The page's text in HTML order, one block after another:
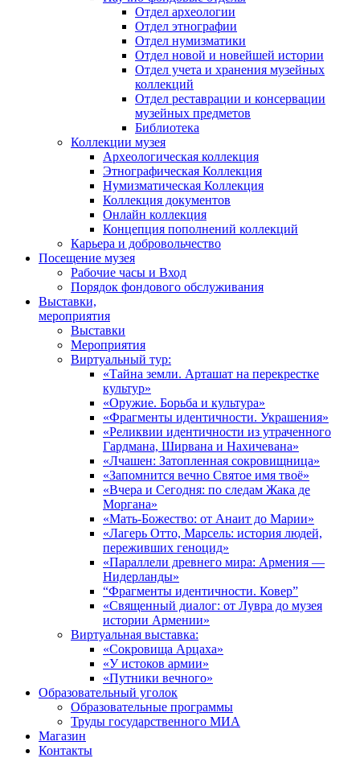
Отдел археологии
Отдел этнографии
Отдел нумизматики
Отдел новой и новейшей истории
Отдел учета и хранения музейных
коллекций
Отдел реставрации и консервации
музейных предметов
Библиотека
Коллекции музея
Археологическая коллекция
Этнографическая Коллекция
Нумизматическая Коллекция
Коллекция документов
Онлайн коллекция
Концепция пополнений коллекций
Карьера и добровольчество
Посещение музея
Рабочие часы и Вход
Порядок фондового обслуживания
Выставки,
мероприятия
Выставки
Мероприятия
Виртуальный тур:
«Тайна земли. Арташат на перекрестке
культур»
«Оружие. Борьба и культура»
«Фрагменты идентичности. Украшения»
«Реликвии идентичности из утраченного
Гардмана, Ширвана и Нахичевана»
«Лчашен: Затопленная сокровищница»
«Запомнится вечно Святое имя твоё»
«Вчера и Сегодня: по следам Жака де
Моргана»
«Мать-Божество: от Анаит до Марии»
«Лагерь Отто, Марсель: история людей,
переживших геноцид»
«Параллели древнего мира: Армения —
Нидерланды»
“Фрагменты идентичности. Ковер”
«Священный диалог: от Лувра до музея
истории Армении»
Виртуальная выставка:
«Сокровища Арцаха»
«У истоков армии»
«Путники вечного»
Образовательный уголок
Образовательные программы
Труды государственного МИА
Магазин
Контакты